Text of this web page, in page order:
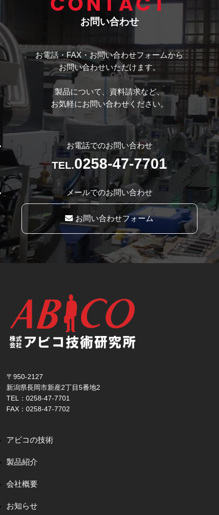
お問い合わせ
お電話・FAX・お問い合わせフォームから
お問い合わせいただけます。
製品について、資料請求など、
お気軽にお問い合わせください。
お電話でのお問い合わせ
TEL.0258-47-7701
メールでのお問い合わせ
お問い合わせフォーム
〒950-2127
新潟県長岡市新産2丁目5番地2
TEL：0258-47-7701
FAX：0258-47-7702
アビコの技術
製品紹介
会社概要
お知らせ